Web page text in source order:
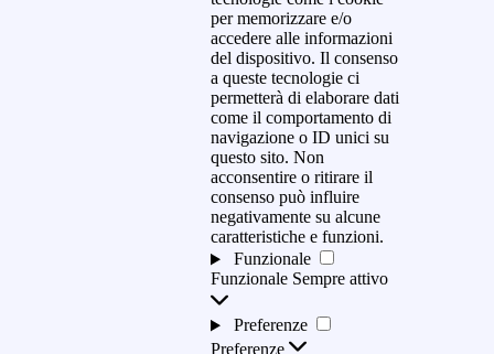
per memorizzare e/o
accedere alle informazioni
del dispositivo. Il consenso
a queste tecnologie ci
permetterà di elaborare dati
come il comportamento di
navigazione o ID unici su
questo sito. Non
acconsentire o ritirare il
consenso può influire
negativamente su alcune
caratteristiche e funzioni.
Funzionale
Funzionale Sempre attivo
Preferenze
Preferenze